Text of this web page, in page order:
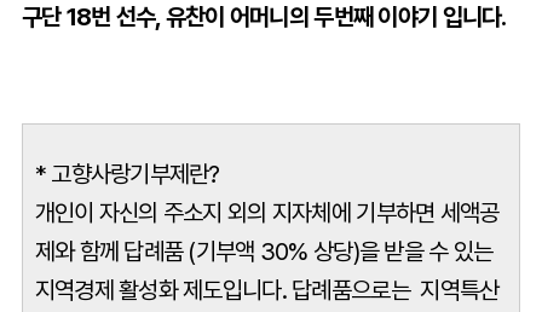
구단 18번 선수, 유찬이 어머니의 두번째 이야기 입니다.
* 고향사랑기부제란?
개인이 자신의 주소지 외의 지자체에 기부하면 세액공
제와 함께 답례품 (기부액 30% 상당)을 받을 수 있는
지역경제 활성화 제도입니다. 답례품으로는 지역특산